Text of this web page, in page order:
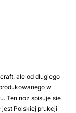
ale od dlugiego
w
Ten noz spisuje sie
Polskiej prukcji